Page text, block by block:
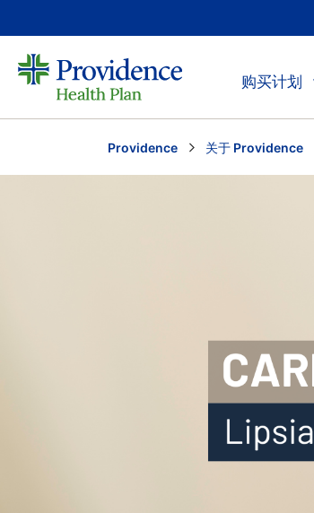
购买计划
Providence 关于 Providence